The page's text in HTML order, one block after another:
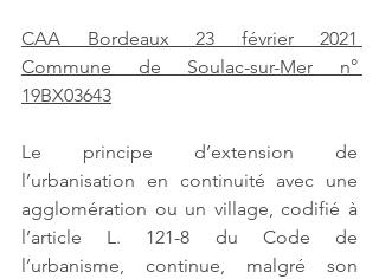
CAA Bordeaux 23 février 2021
Commune de Soulac-sur-Mer n°
19BX03643
Le principe d’extension de
l’urbanisation en continuité avec une
agglomération ou un village, codifié à
l’article L. 121-8 du Code de
l’urbanisme, continue, malgré son